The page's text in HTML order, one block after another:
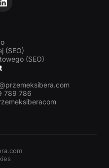
(SEO)
(SEO)
789 786